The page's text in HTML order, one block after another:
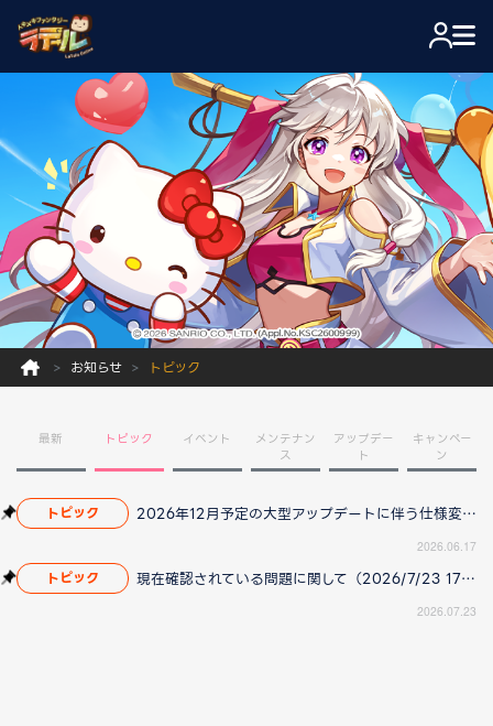
お知らせ トピック
最新 トピック イベント
メンテナン
ス
アップデー
ト
キャンペー
ン
トピック 2026年12月予定の大型アップデートに伴う仕様変更のお知らせ
2026.06.17
トピック 現在確認されている問題に関して（2026/7/23 17:00更新）
2026.07.23